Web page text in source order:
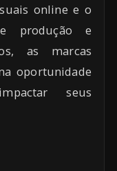
online e o
produção e
as marcas
oportunidade
seus